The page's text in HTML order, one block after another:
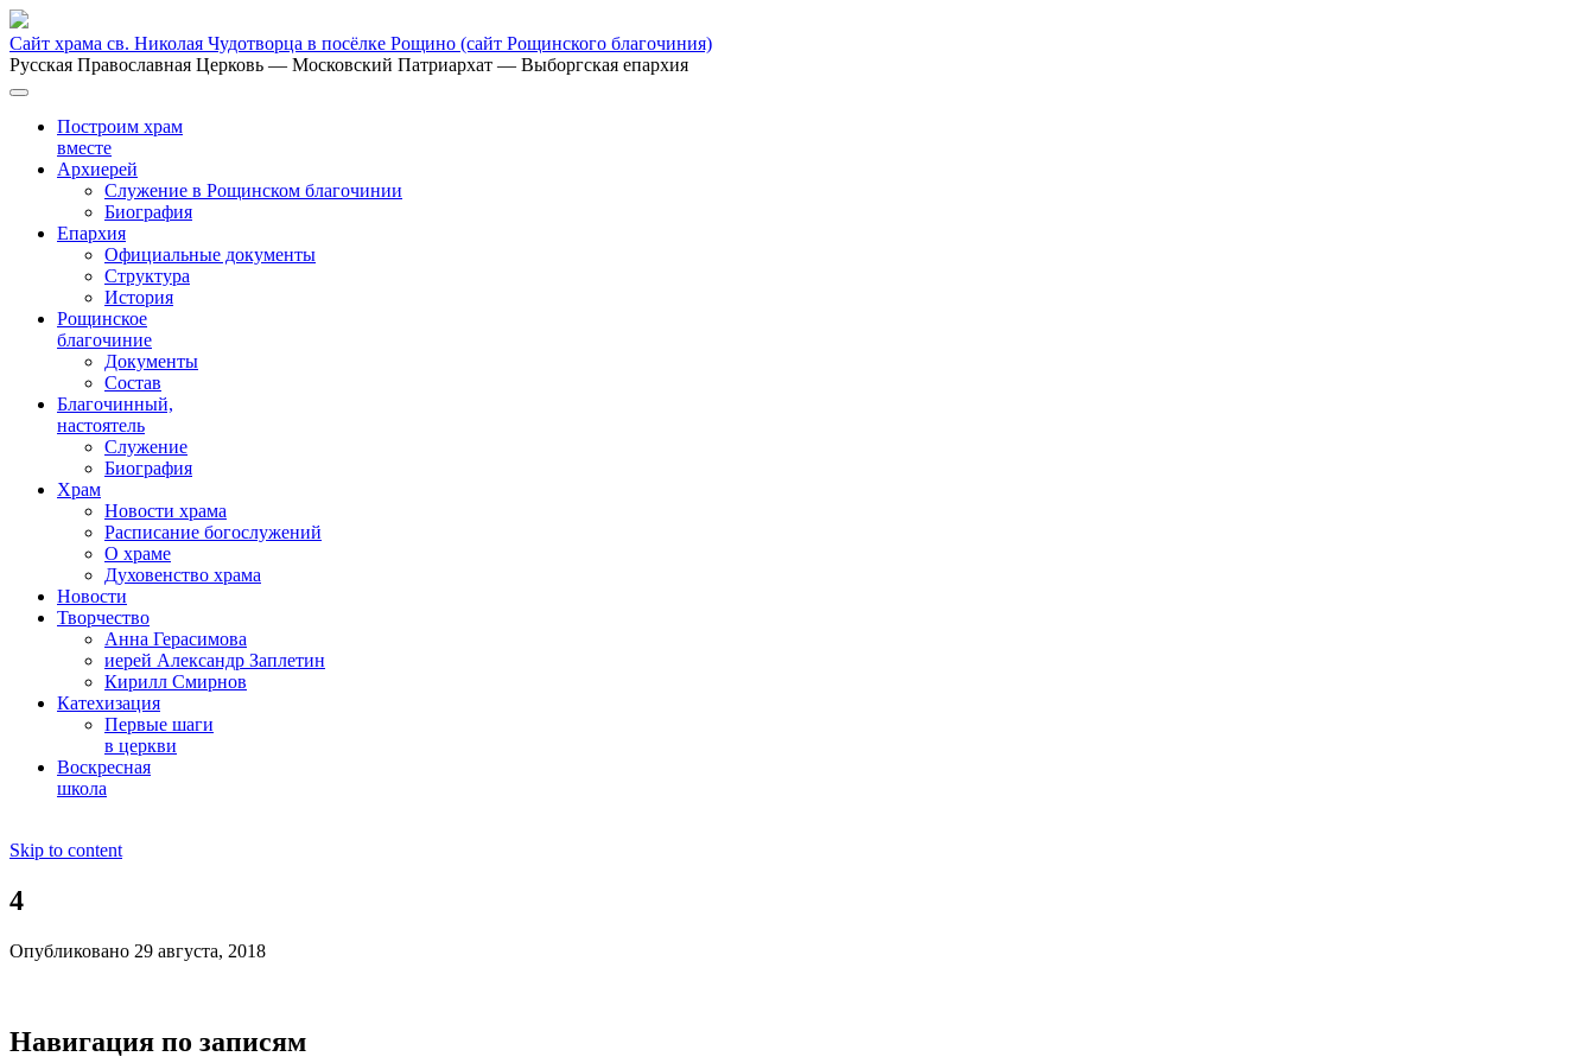
Сайт храма св. Николая Чудотворца в посёлке Рощино (сайт Рощинского благочиния)
Русская Православная Церковь — Московский Патриархат — Выборгская епархия
Построим храм
вместе
Архиерей
Служение в Рощинском благочинии
Биография
Епархия
Официальные документы
Структура
История
Рощинское
благочиние
Документы
Состав
Благочинный,
настоятель
Служение
Биография
Храм
Новости храма
Расписание богослужений
О храме
Духовенство храма
Новости
Творчество
Анна Герасимова
иерей Александр Заплетин
Кирилл Смирнов
Катехизация
Первые шаги
в церкви
Воскресная
школа
Skip to content
4
Опубликовано 29 августа, 2018
Навигация по записям